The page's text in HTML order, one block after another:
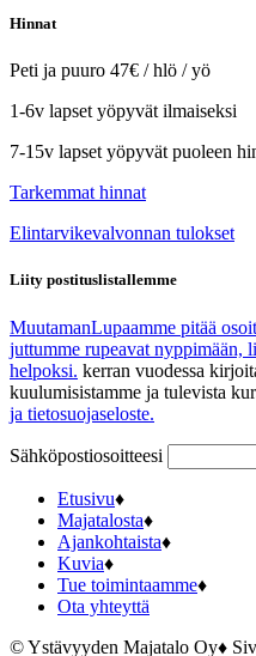
Hinnat
Peti ja puuro 47€ / hlö / yö
1-6v lapset yöpyvät ilmaiseksi
7-15v lapset yöpyvät puoleen
Tarkemmat hinnat
Elintarvikevalvonnan tulokset
Liity postituslistallemme
MuutamanLupaamme pitää
juttumme rupeavat nyppimään,
helpoksi. kerran vuodessa
kuulumisistamme ja tulevista
ja tietosuojaseloste.
Sähköpostiosoitteesi
Etusivu♦
Majatalosta♦
Ajankohtaista♦
Kuvia♦
Tue toimintaamme♦
Ota yhteyttä
© Ystävyyden Majatalo Oy♦